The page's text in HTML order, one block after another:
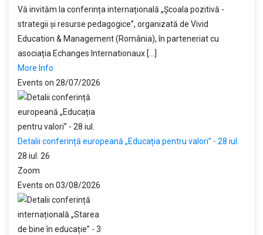
Vă invităm la conferința internațională „Școala pozitivă -
strategii și resurse pedagogice”, organizată de Vivid
Education & Management (România), în parteneriat cu
asociația Echanges Internationaux [...]
More Info
Events on 28/07/2026
Detalii conferință europeană „Educația pentru valori” - 28 iul.
28 iul. 26
Zoom
Events on 03/08/2026